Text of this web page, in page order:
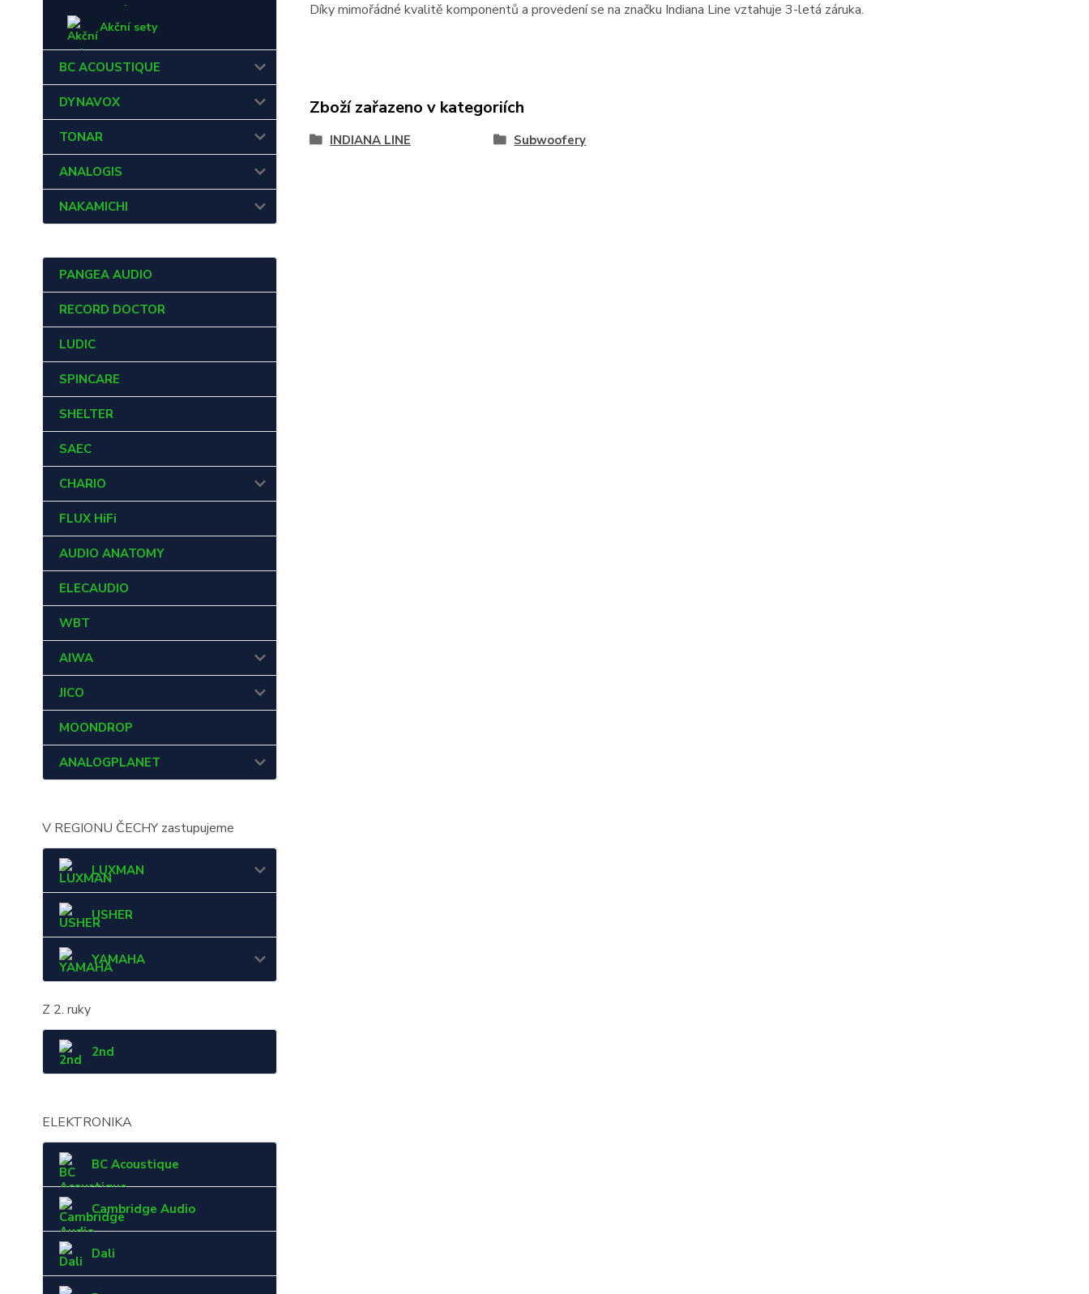
Akční sety
BC ACOUSTIQUE
DYNAVOX
TONAR
ANALOGIS
NAKAMICHI
PANGEA AUDIO
RECORD DOCTOR
LUDIC
SPINCARE
SHELTER
SAEC
CHARIO
FLUX HiFi
AUDIO ANATOMY
ELECAUDIO
WBT
AIWA
JICO
MOONDROP
ANALOGPLANET
V REGIONU ČECHY zastupujeme
LUXMAN
USHER
YAMAHA
Z 2. ruky
2nd
ELEKTRONIKA
BC Acoustique
Cambridge Audio
Dali
Díky mimořádné kvalitě komponentů a provedení se na značku Indiana Line vztahuje 3-letá záruka.
Zboží zařazeno v kategoriích
INDIANA LINE Subwoofery